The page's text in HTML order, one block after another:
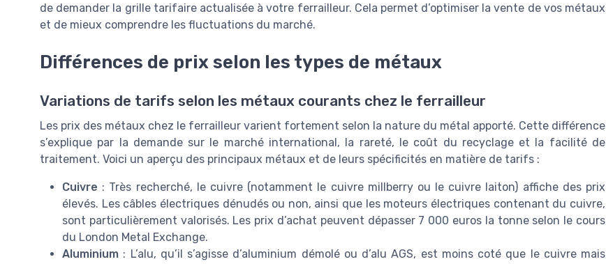
de demander la grille tarifaire actualisée à votre ferrailleur. Cela permet d’optimiser la vente de vos métaux
et de mieux comprendre les fluctuations du marché.
Différences de prix selon les types de métaux
Variations de tarifs selon les métaux courants chez le ferrailleur
Les prix des métaux chez le ferrailleur varient fortement selon la nature du métal apporté. Cette différence
s’explique par la demande sur le marché international, la rareté, le coût du recyclage et la facilité de
traitement. Voici un aperçu des principaux métaux et de leurs spécificités en matière de tarifs :
Cuivre : Très recherché, le cuivre (notamment le cuivre millberry ou le cuivre laiton) affiche des prix
élevés. Les câbles électriques dénudés ou non, ainsi que les moteurs électriques contenant du cuivre,
sont particulièrement valorisés. Les prix d’achat peuvent dépasser 7 000 euros la tonne selon le cours
du London Metal Exchange.
Aluminium : L’alu, qu’il s’agisse d’aluminium démolé ou d’alu AGS, est moins coté que le cuivre mais